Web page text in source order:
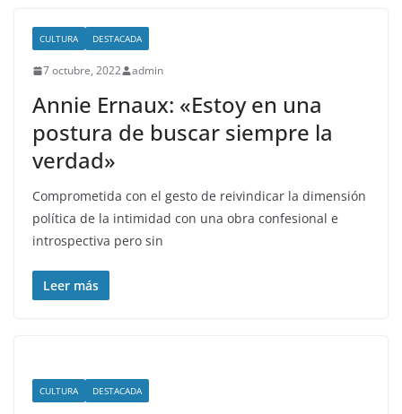
CULTURA DESTACADA
7 octubre, 2022 admin
Annie Ernaux: «Estoy en una
postura de buscar siempre la
verdad»
Comprometida con el gesto de reivindicar la dimensión
política de la intimidad con una obra confesional e
introspectiva pero sin
Leer más
CULTURA DESTACADA